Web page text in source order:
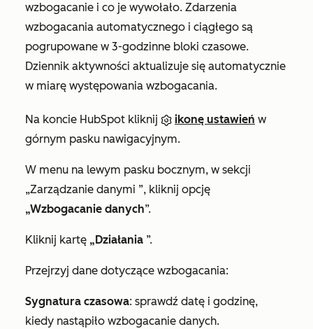
wzbogacanie i co je wywołało. Zdarzenia
wzbogacania automatycznego i ciągłego są
pogrupowane w 3-godzinne bloki czasowe.
Dziennik aktywności aktualizuje się automatycznie
w miarę występowania wzbogacania.
Na koncie HubSpot kliknij ikonę ustawień w
górnym pasku nawigacyjnym.
W menu na lewym pasku bocznym, w sekcji
„Zarządzanie danymi ”, kliknij opcję
„Wzbogacanie danych”.
Kliknij kartę „Działania ”.
Przejrzyj dane dotyczące wzbogacania:
Sygnatura czasowa: sprawdź datę i godzinę,
kiedy nastąpiło wzbogacanie danych.